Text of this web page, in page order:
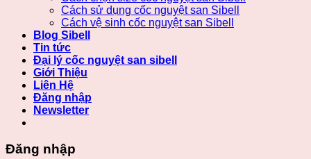
Cách sử dụng cốc nguyệt san Sibell
Cách vệ sinh cốc nguyệt san Sibell
Blog Sibell
Tin tức
Đại lý cốc nguyệt san sibell
Giới Thiệu
Liên Hệ
Đăng nhập
Newsletter
Đăng nhập